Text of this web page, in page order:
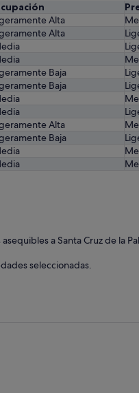
Alta
Alta
Baja
Baja
Alta
Baja
a Santa Cruz de la
seleccionadas.